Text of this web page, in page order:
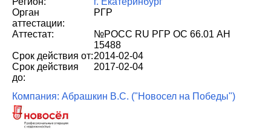
Орган
аттестации:
РГР
Аттестат:
№РОСС RU РГР ОС 66.01 АН
15488
Срок действия от:2014-02-04
Срок действия
до:
2017-02-04
Компания: Абрашкин В.С. ("Новосел на Победы")